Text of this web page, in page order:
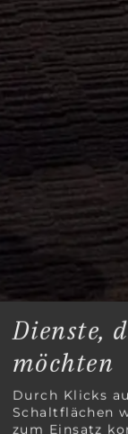
Dienste,
möchten
Durch Klicks
Schaltflächen
zum Einsatz